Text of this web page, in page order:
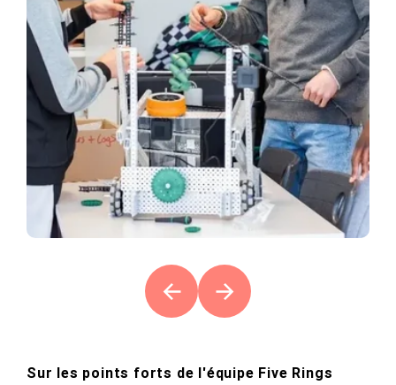
Sur les points forts de l'équipe Five Rings